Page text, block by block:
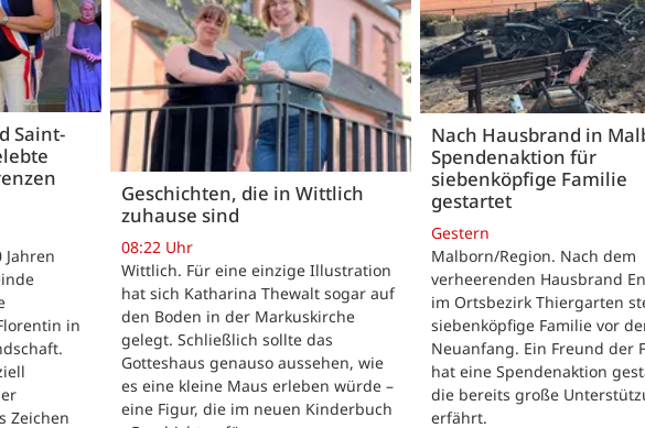
Saint-
in
Zeichen
Geschichten, die in Wittlich
zuhause sind
08:22 Uhr
Wittlich. Für eine einzige Illustration
hat sich Katharina Thewalt sogar auf
den Boden in der Markuskirche
gelegt. Schließlich sollte das
Gotteshaus genauso aussehen, wie
es eine kleine Maus erleben würde –
eine Figur, die im neuen Kinderbuch
Nach Hausbrand in
Spendenaktion für
siebenköpfige Familie
gestartet
Gestern
Malborn/Region. Nach dem
verheerenden Hausbrand
im Ortsbezirk Thiergarten
siebenköpfige Familie vor
Neuanfang. Ein Freund der
hat eine Spendenaktion
die bereits große
erfährt.